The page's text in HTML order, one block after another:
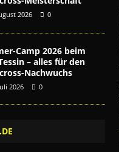
2026 0
Camp 2026 beim
– alles für den
Nachwuchs
2026 0